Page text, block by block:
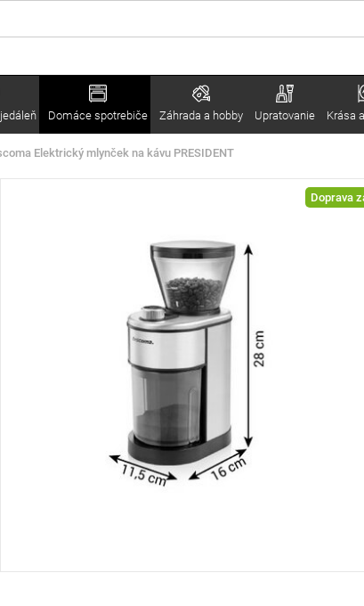
Domáce spotrebiče Záhrada a hobby Upratovanie Krása
Elektrický mlynček na kávu PRESIDENT
Doprava